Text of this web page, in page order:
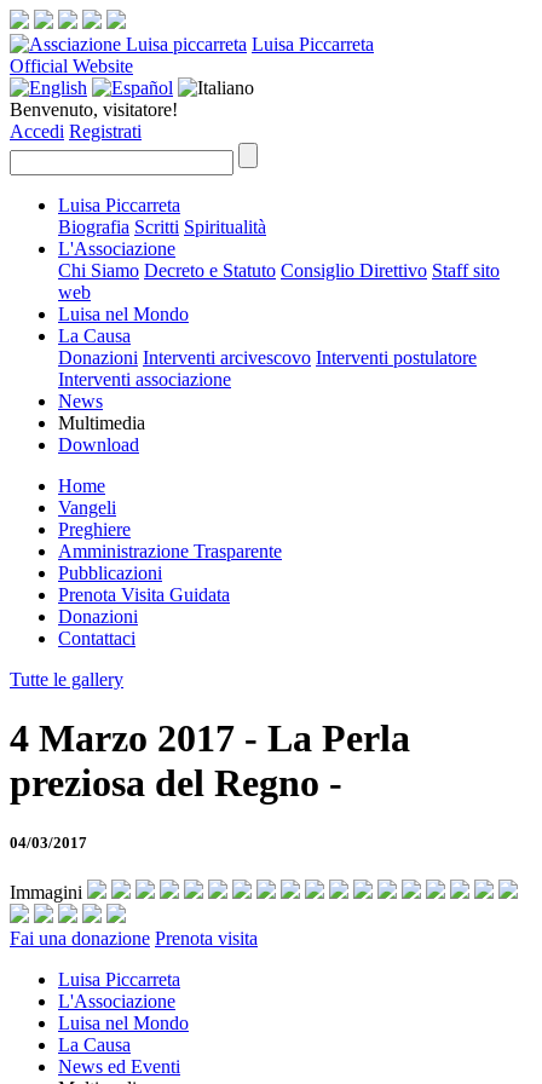
Luisa Piccarreta
Official Website
Benvenuto, visitatore!
Accedi Registrati
Luisa Piccarreta
Biografia Scritti Spiritualità
L'Associazione
Chi Siamo Decreto e Statuto Consiglio Direttivo Staff sito
web
Luisa nel Mondo
La Causa
Donazioni Interventi arcivescovo Interventi postulatore
Interventi associazione
News
Multimedia
Download
Home
Vangeli
Preghiere
Amministrazione Trasparente
Pubblicazioni
Prenota Visita Guidata
Donazioni
Contattaci
Tutte le gallery
4 Marzo 2017 - La Perla
preziosa del Regno -
04/03/2017
Immagini
Fai una donazione Prenota visita
Luisa Piccarreta
L'Associazione
Luisa nel Mondo
La Causa
News ed Eventi